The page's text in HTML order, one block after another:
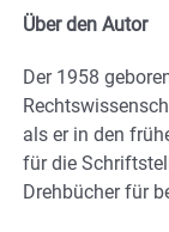
Über den Autor
Der 1958
als er in den
für die
Drehbücher für